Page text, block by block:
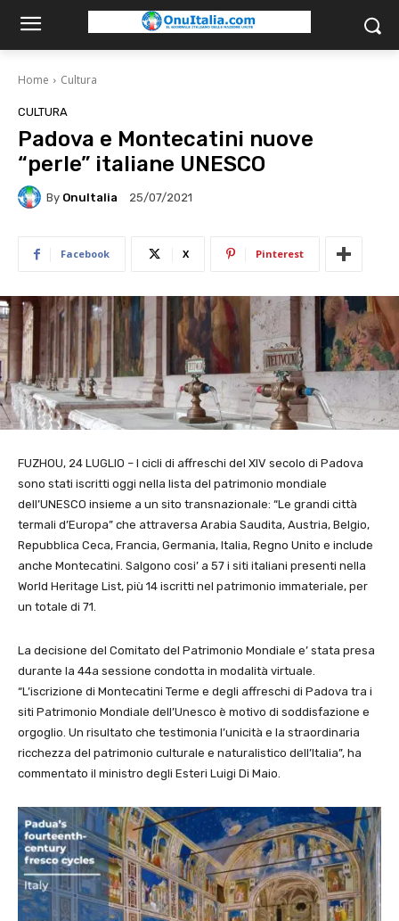
Home Cultura
CULTURA
Padova e Montecatini nuove
“perle” italiane UNESCO
By OnuItalia 25/07/2021
Facebook X Pinterest
FUZHOU, 24 LUGLIO – I cicli di affreschi del XIV secolo di Padova
sono stati iscritti oggi nella lista del patrimonio mondiale
dell’UNESCO insieme a un sito transnazionale: “Le grandi città
termali d’Europa” che attraversa Arabia Saudita, Austria, Belgio,
Repubblica Ceca, Francia, Germania, Italia, Regno Unito e include
anche Montecatini. Salgono cosi’ a 57 i siti italiani presenti nella
World Heritage List, più 14 iscritti nel patrimonio immateriale, per
un totale di 71.
La decisione del Comitato del Patrimonio Mondiale e’ stata presa
durante la 44a sessione condotta in modalità virtuale.
“L’iscrizione di Montecatini Terme e degli affreschi di Padova tra i
siti Patrimonio Mondiale dell’Unesco è motivo di soddisfazione e
orgoglio. Un risultato che testimonia l’unicità e la straordinaria
ricchezza del patrimonio culturale e naturalistico dell’Italia”, ha
commentato il ministro degli Esteri Luigi Di Maio.